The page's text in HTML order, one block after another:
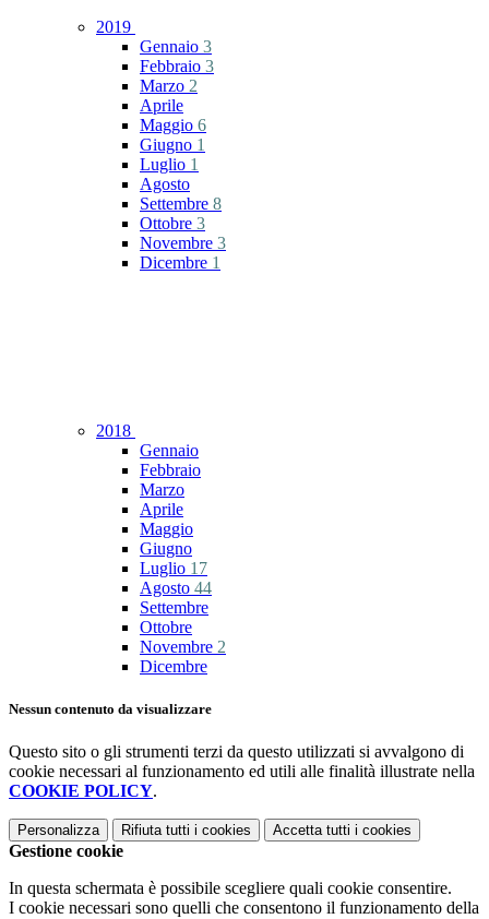
2019
Gennaio 3
Febbraio 3
Marzo 2
Aprile
Maggio 6
Giugno 1
Luglio 1
Agosto
Settembre 8
Ottobre 3
Novembre 3
Dicembre 1
2018
Gennaio
Febbraio
Marzo
Aprile
Maggio
Giugno
Luglio 17
Agosto 44
Settembre
Ottobre
Novembre 2
Dicembre
Nessun contenuto da visualizzare
Questo sito o gli strumenti terzi da questo utilizzati si avvalgono di
cookie necessari al funzionamento ed utili alle finalità illustrate nella
COOKIE POLICY.
Personalizza Rifiuta tutti i cookies Accetta tutti i cookies
Gestione cookie
In questa schermata è possibile scegliere quali cookie consentire.
I cookie necessari sono quelli che consentono il funzionamento della